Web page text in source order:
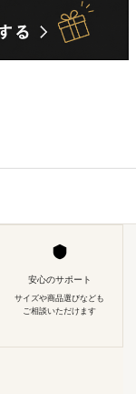
安心のサポート
サイズや商品選びなども
ご相談いただけます